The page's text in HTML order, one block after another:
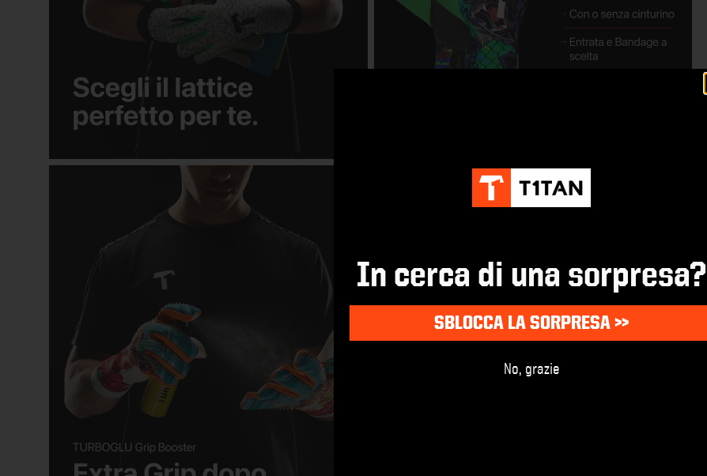
In cerca di una sorpresa?
SBLOCCA LA SORPRESA >>
No, grazie